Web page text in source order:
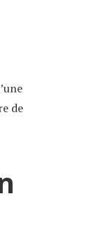
de